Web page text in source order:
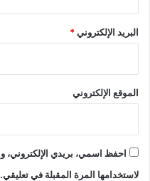
البريد الإلكتروني*
الموقع الإلكتروني
احفظ اسمي، بريدي الإلكتروني،
لاستخدامها المرة المقبلة في تعليقي.